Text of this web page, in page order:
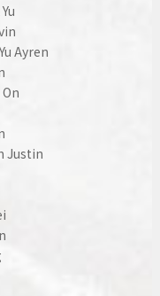
Ayren
Justin